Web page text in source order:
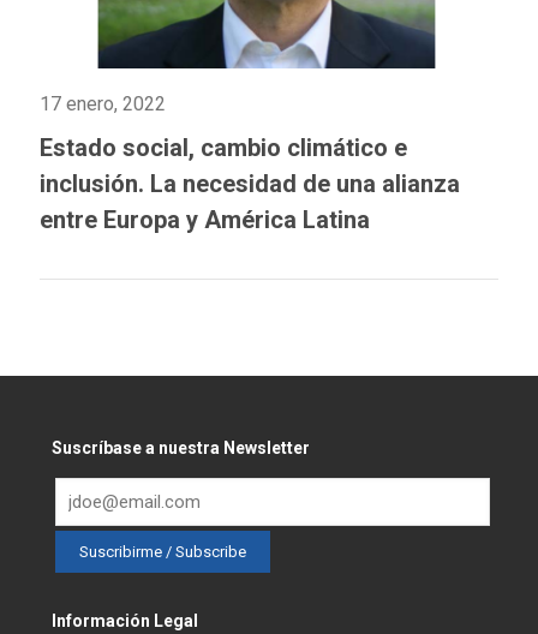
17 enero, 2022
Estado social, cambio climático e
inclusión. La necesidad de una alianza
entre Europa y América Latina
Suscríbase a nuestra Newsletter
Información Legal